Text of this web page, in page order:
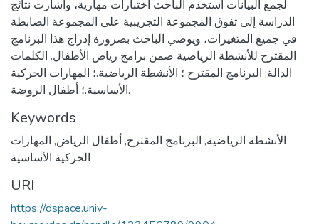
لجمع البيانات استخدم الباحث اختبارات مهارية، وأشارت نتائج
الدراسة إلى تفوق المجموعة التجريبية على المجموعة الضابطة
في جميع المتغيرات، ويوصي الباحث بضرورة إدراج هذا البرنامج
المقترح للأنشطة الرياضية ضمن برامج رياض الأطفال. الكلمات
الدالة: البرنامج المقترح ؛ الأنشطة الرياضية.؛ المهارات الحركية
الأساسية.؛ أطفال الروضة.
Keywords
الأنشطة الرياضية, البرنامج المقترح, أطفال الرياض, المهارات
الحركية الأساسية
URI
https://dspace.univ-